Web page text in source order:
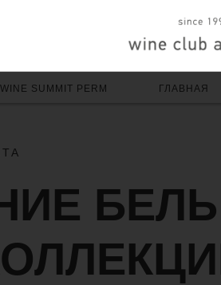
WINE SUMMIT PERM ГЛАВНАЯ